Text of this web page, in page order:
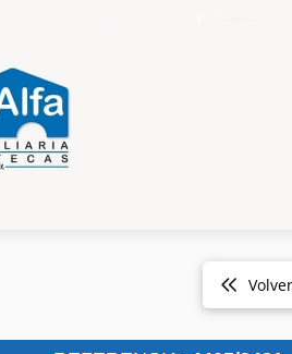
Volver